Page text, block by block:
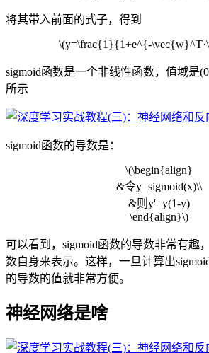
将其带入前面的式子，得到
\(y=\frac{1}{1+e^{-
sigmoid函数是一个非线性函数，值域是
所示
sigmoid函数的导数是：
\(\begin{align}
&令y=sigmoid(x)\\
&则y'=y(1-y)
\end{align}\)
可以看到，sigmoid函数的导数非常有趣
数自身来表示。这样，一旦计算出
的导数的值就非常方便。
神经网络是啥